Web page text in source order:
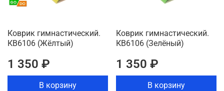
Коврик гимнастический.
КВ6106 (Жёлтый)
1 350 ₽
В корзину
Коврик гимнастический.
КВ6106 (Зелёный)
1 350 ₽
В корзину